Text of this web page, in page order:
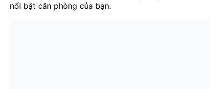
nổi bật căn phòng của bạn.